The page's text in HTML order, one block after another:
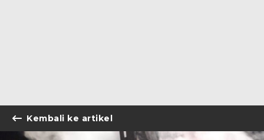
Kembali ke artikel